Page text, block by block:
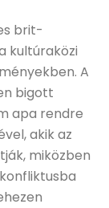
brit-
kultúraközi
A
bigott
apa rendre
akik az
miközben